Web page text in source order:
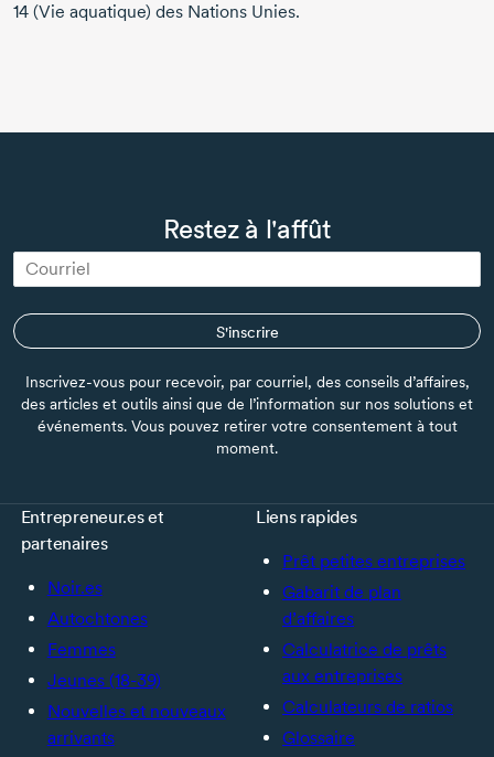
14 (Vie aquatique) des Nations Unies.
Restez à l'affût
S'inscrire
Inscrivez-vous pour recevoir, par courriel, des conseils d’affaires,
des articles et outils ainsi que de l’information sur nos solutions et
événements. Vous pouvez retirer votre consentement à tout
moment.
Entrepreneur.es et
partenaires
Noir.es
Autochtones
Femmes
Jeunes (18-39)
Nouvelles et nouveaux
arrivants
Liens rapides
Prêt petites entreprises
Gabarit de plan
d’affaires
Calculatrice de prêts
aux entreprises
Calculateurs de ratios
Glossaire